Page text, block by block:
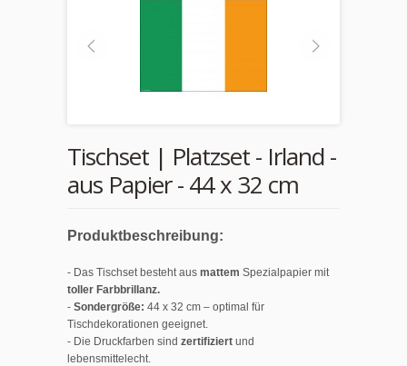
Tischset | Platzset - Irland -
aus Papier - 44 x 32 cm
Produktbeschreibung:
- Das Tischset besteht aus mattem Spezialpapier mit
toller Farbbrillanz.
- Sondergröße: 44 x 32 cm – optimal für
Tischdekorationen geeignet.
- Die Druckfarben sind zertifiziert und
lebensmittelecht.